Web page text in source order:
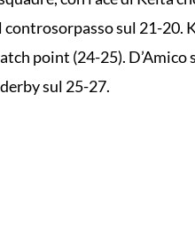
controsorpasso sul 21-
point (24-25). D’Amico
sul 25-27.